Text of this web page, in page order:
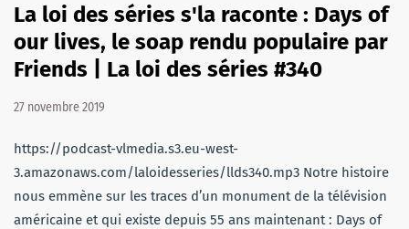
La loi des séries s'la raconte : Days of
our lives, le soap rendu populaire par
Friends | La loi des séries #340
27 novembre 2019
https://podcast-vlmedia.s3.eu-west-
3.amazonaws.com/laloidesseries/llds340.mp3 Notre histoire
nous emmène sur les traces d’un monument de la télévision
américaine et qui existe depuis 55 ans maintenant : Days of